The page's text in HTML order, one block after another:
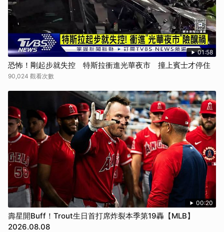
01:58
恐怖！剛起步就失控 特斯拉衝進光華夜市 撞上賓士才停住
90,024 觀看次數
00:20
壽星開Buff！Trout生日首打席炸裂本季第19轟【MLB】
2026.08.08